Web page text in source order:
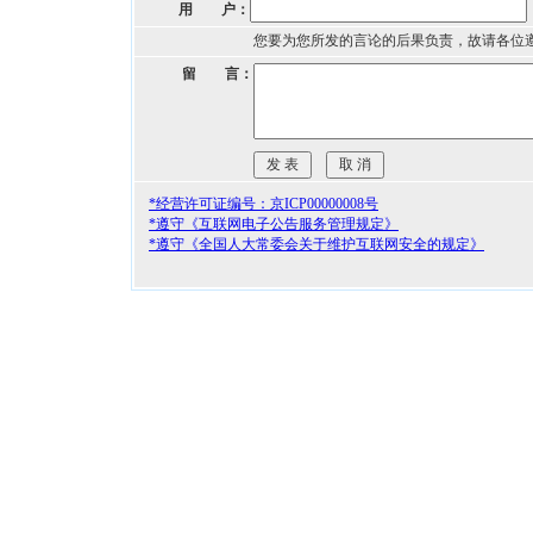
用 户：
您要为您所发的言论的后果负责，故请各位
留 言：
*经营许可证编号：京ICP00000008号
*遵守《互联网电子公告服务管理规定》
*遵守《全国人大常委会关于维护互联网安全的规定》